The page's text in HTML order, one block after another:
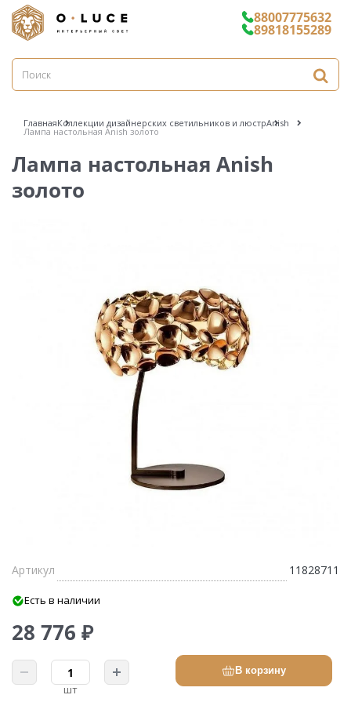
88007775632
89818155289
ГлавнаяКоллекции дизайнерских светильников и люстрAnish
Лампа настольная Anish золото
Лампа настольная Anish
золото
Артикул 11828711
Есть в наличии
28 776 ₽
шт
В корзину